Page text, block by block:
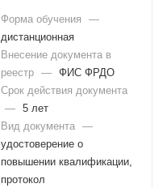
используются эскалаторы
в метрополитенах,
эксплуатация (в том числе
обслуживание и ремонт)
эскалаторов в
метрополитенах (Б.9.1)
Форма обучения
—
дистанционная
Внесение документа в
реестр — ФИС ФРДО
Срок действия документа
— 5 лет
Вид документа —
удостоверение о
повышении квалификации,
протокол